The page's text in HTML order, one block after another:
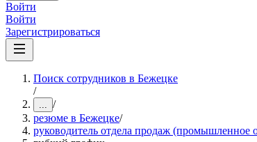
Войти
Войти
Зарегистрироваться
Поиск сотрудников в Бежецке
/
... /
резюме в Бежецке/
руководитель отдела продаж (промышленное